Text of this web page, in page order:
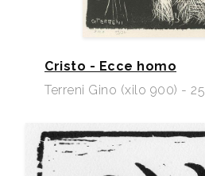
Cristo - Ecce homo
Terreni Gino (xilo 900) - 25